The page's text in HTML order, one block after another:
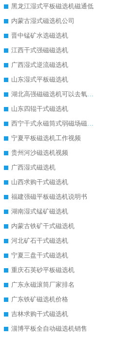
黑龙江湿式平板磁选机磁通低
内蒙古湿式磁选机公司
晋中锰矿水选磁选机
江西干式强磁磁选机
广西湿式逆流磁选机
山东湿式平板磁选机
湖北高强磁磁选机可以去氧化铝
山东四辊干式磁选机
西宁干式永磁筒式弱磁场磁选机结构图
宁夏平板磁选机工作视频
贵州河沙磁选机视频
广西湿式磁选机
山西求购干式磁选机
福建强磁平板磁选机说明书
湖南湿式锰矿磁选机
内蒙古铁矿干式磁选机
河北矿石干式磁选机
宁夏三盘干式磁选机
重庆石英砂平板磁选机
广东永磁滚筒厂家排名
广东铁矿磁选机价格
吉林求购干式磁选机
淄博平板全自动磁选机销售